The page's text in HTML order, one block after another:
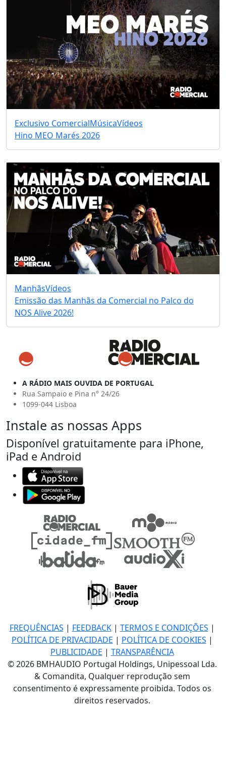
Exclusivo ComercialMúsicaVídeos
Hino MEO Marés 2026
ManhãsVídeos
Emissão das Manhãs da Comercial no Palco do
NOS Alive 2026!
A RÁDIO MAIS OUVIDA DE PORTUGAL
Rua Sampaio e Pina n° 24/26
1099-044 Lisboa
Instale as nossas Apps
Disponível gratuitamente para iPhone,
iPad e Android
FREQUÊNCIAS | FEEDBACK| TERMOS E CONDIÇÕES |
POLÍTICA DE PRIVACIDADE | POLÍTICA DE COOKIES |
PUBLICIDADE | TRANSPARÊNCIA
© 2026 BMHAUDIO Portugal Holdings, Unipessoal Lda.
& Comandita, Qualquer reprodução sem
consentimento é expressamente proibida. Todos os
direitos reservados.